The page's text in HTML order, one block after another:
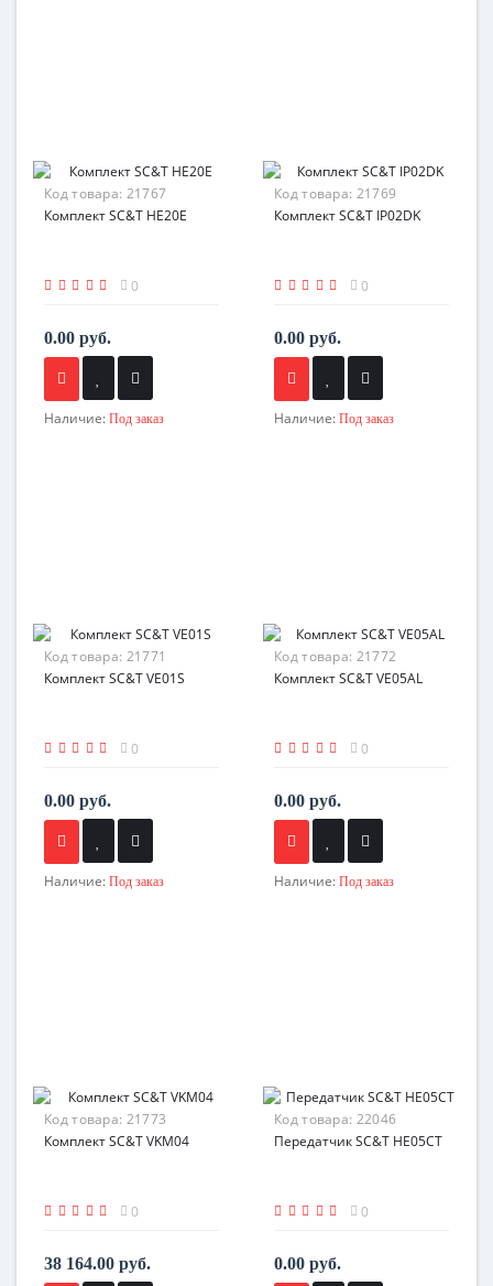
Код товара: 21767
Комплект SC&T HE20E
0
0.00 руб.
Наличие: Под заказ
Код товара: 21769
Комплект SC&T IP02DK
0
0.00 руб.
Наличие: Под заказ
Код товара: 21771
Комплект SC&T VE01S
0
0.00 руб.
Наличие: Под заказ
Код товара: 21772
Комплект SC&T VE05AL
0
0.00 руб.
Наличие: Под заказ
Код товара: 21773
Комплект SC&T VKM04
0
38 164.00 руб.
Код товара: 22046
Передатчик SC&T HE05CT
0
0.00 руб.